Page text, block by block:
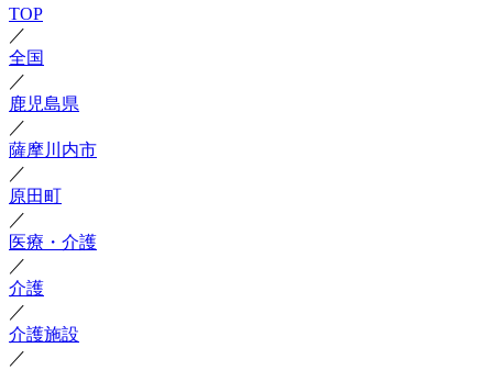
TOP
／
全国
／
鹿児島県
／
薩摩川内市
／
原田町
／
医療・介護
／
介護
／
介護施設
／